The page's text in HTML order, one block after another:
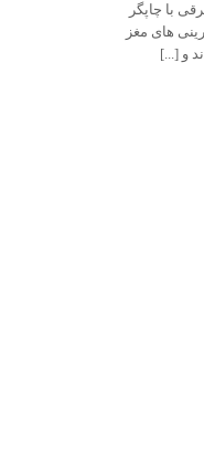
با چاپگر
های مغز
و [...]